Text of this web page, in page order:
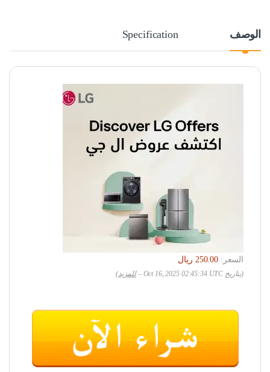
الوصف Specification
السعر:
‏250.00 ريال
(بتاريخ Oct 16, 2025 02:45:34 UTC – للمزيد)